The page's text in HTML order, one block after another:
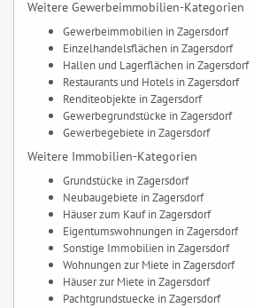
Weitere Gewerbeimmobilien-Kategorien
Gewerbeimmobilien in Zagersdorf
Einzelhandelsflächen in Zagersdorf
Hallen und Lagerflächen in Zagersdorf
Restaurants und Hotels in Zagersdorf
Renditeobjekte in Zagersdorf
Gewerbegrundstücke in Zagersdorf
Gewerbegebiete in Zagersdorf
Weitere Immobilien-Kategorien
Grundstücke in Zagersdorf
Neubaugebiete in Zagersdorf
Häuser zum Kauf in Zagersdorf
Eigentumswohnungen in Zagersdorf
Sonstige Immobilien in Zagersdorf
Wohnungen zur Miete in Zagersdorf
Häuser zur Miete in Zagersdorf
Pachtgrundstuecke in Zagersdorf